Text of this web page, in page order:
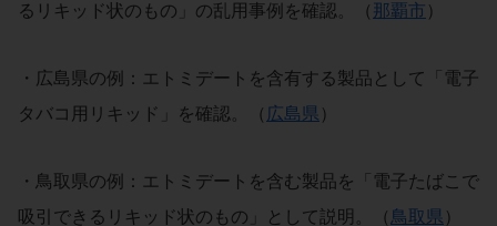
るリキッド状のもの」の乱用事例を確認。（ 那覇市 ）
・広島県の例：エトミデートを含有する製品として「電子
タバコ用リキッド」を確認。（ 広島県 ）
・鳥取県の例：エトミデートを含む製品を「電子たばこで
吸引できるリキッド状のもの」として説明。（ 鳥取県 ）